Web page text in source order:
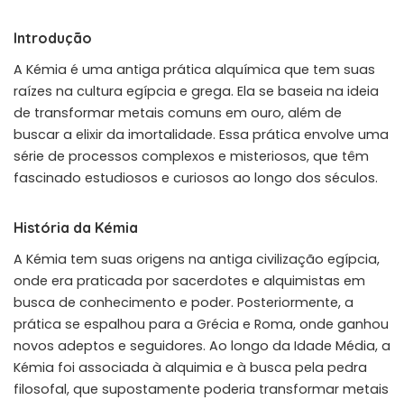
Introdução
A Kémia é uma antiga prática alquímica que tem suas
raízes na cultura egípcia e grega. Ela se baseia na ideia
de transformar metais comuns em ouro, além de
buscar a elixir da imortalidade. Essa prática envolve uma
série de processos complexos e misteriosos, que têm
fascinado estudiosos e curiosos ao longo dos séculos.
História da Kémia
A Kémia tem suas origens na antiga civilização egípcia,
onde era praticada por sacerdotes e alquimistas em
busca de conhecimento e poder. Posteriormente, a
prática se espalhou para a Grécia e Roma, onde ganhou
novos adeptos e seguidores. Ao longo da Idade Média, a
Kémia foi associada à alquimia e à busca pela pedra
filosofal, que supostamente poderia transformar metais